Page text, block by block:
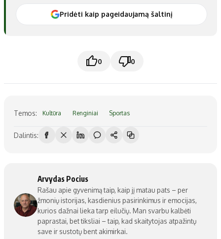
Pridėti kaip pageidaujamą šaltinį
0 0
Temos: Kultūra Renginiai Sportas
Dalintis:
Arvydas Pocius
Rašau apie gyvenimą taip, kaip jį matau pats – per
žmonių istorijas, kasdienius pasirinkimus ir emocijas,
kurios dažnai lieka tarp eilučių. Man svarbu kalbėti
paprastai, bet tiksliai – taip, kad skaitytojas atpažintų
save ir sustotų bent akimirkai.